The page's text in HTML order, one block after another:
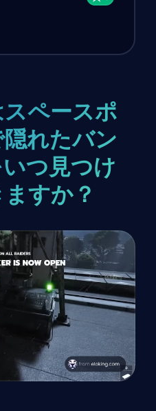
ペースポ
れたバン
つ見つけ
すか？